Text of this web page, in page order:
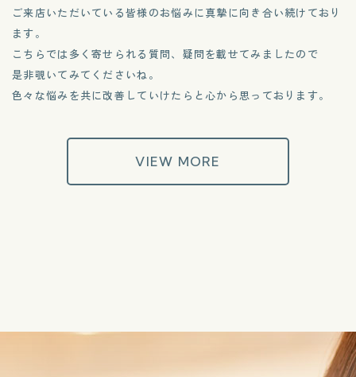
ご来店いただいている皆様のお悩みに真摯に向き合い続けており
ます。
こちらでは多く寄せられる質問、疑問を載せてみましたので
是非覗いてみてくださいね。
色々な悩みを共に改善していけたらと心から思っております。
VIEW MORE